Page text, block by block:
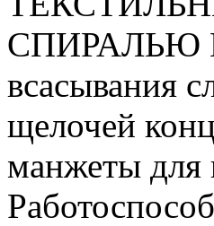
СПИРАЛЬЮ
всасывания
щелочей
манжеты для